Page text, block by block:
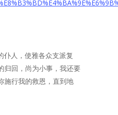
仆人，使雅各众支派复
归回，尚为小事，我还要
施行我的救恩，直到地